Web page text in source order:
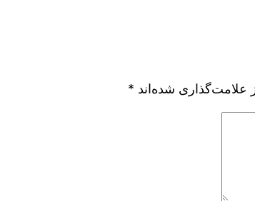
علامت‌گذاری شده‌اند *